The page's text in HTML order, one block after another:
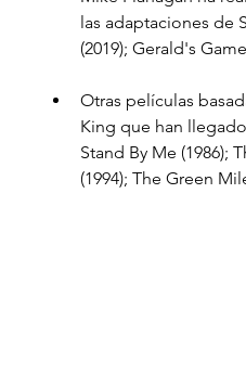
las adaptaciones de
(2019); Gerald's
Otras películas
King que han
Stand By Me (1986);
(1994); The Green